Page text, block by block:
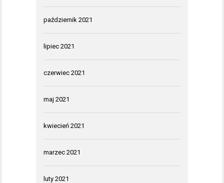
październik 2021
lipiec 2021
czerwiec 2021
maj 2021
kwiecień 2021
marzec 2021
luty 2021